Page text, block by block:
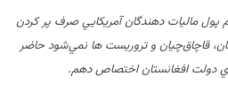
پول ماليات دهندگان آمريكايي صرف پر كردن
قاچاق‌چيان و تروريست ها نمي‌شود حاضر
.